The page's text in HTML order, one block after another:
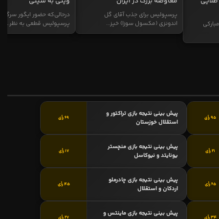
پرسپولیس برای جذب آقای گل
اندونزی (مکسول سوزا) خیز...
درحالی‌که حضور ایگور
پرسپولیس قطعی به نظر...
95 رأی
پیش بینی نتیجه بازی تراکتور و
استقلال خوزستان
69 رأی
21 رأی
پیش بینی نتیجه بازی منچستر
یونایتد و نیوکاسل
17 رأی
65 رأی
پیش بینی نتیجه بازی چادرملو
اردکان و استقلال
45 رأی
پیش بینی نتیجه بازی ماینتس و